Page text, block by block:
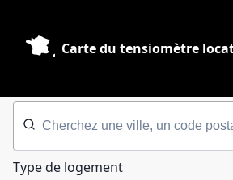
Carte du tensiomètre
Type de logement